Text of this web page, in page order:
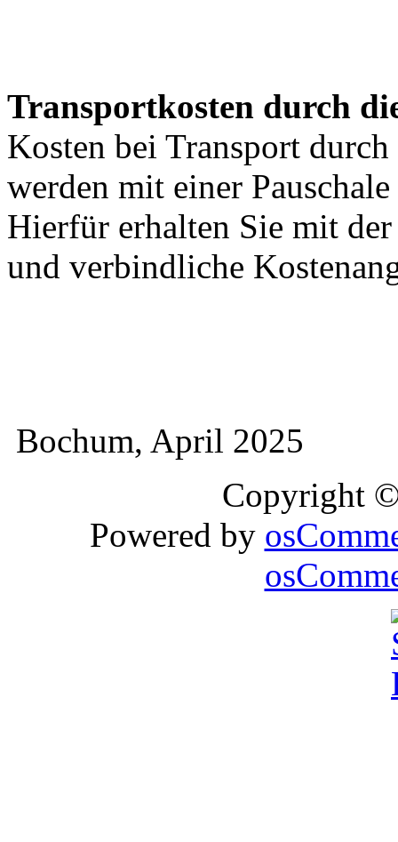
Transportkosten durch
Kosten bei Transport
werden mit einer
Hierfür erhalten Sie mit
und verbindliche
Bochum, April 2025
Copyright
Powered by